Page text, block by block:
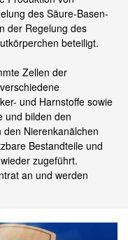
des Säure-Basen-
der Regelung des
beteiligt.
Zellen der
und Harnstoffe sowie
und bilden den
Nierenkanälchen
Bestandteile und
zugeführt.
an und werden